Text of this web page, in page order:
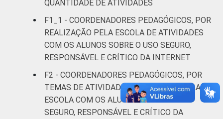
ÁREA Urbana 5
Rural 21
LOCALIZAÇÃO Capital 2
Interior 12
QUANTIDADE DE ATIVIDADES
F1_1 - COORDENADORES PEDAGÓGICOS, POR
REALIZAÇÃO PELA ESCOLA DE ATIVIDADES
COM OS ALUNOS SOBRE O USO SEGURO,
RESPONSÁVEL E CRÍTICO DA INTERNET
F2 - COORDENADORES PEDAGÓGICOS, POR
TEMAS DE ATIVIDADES REALIZADAS PELA
ESCOLA COM OS ALUNOS SOBRE O USO
SEGURO, RESPONSÁVEL E CRÍTICO DA